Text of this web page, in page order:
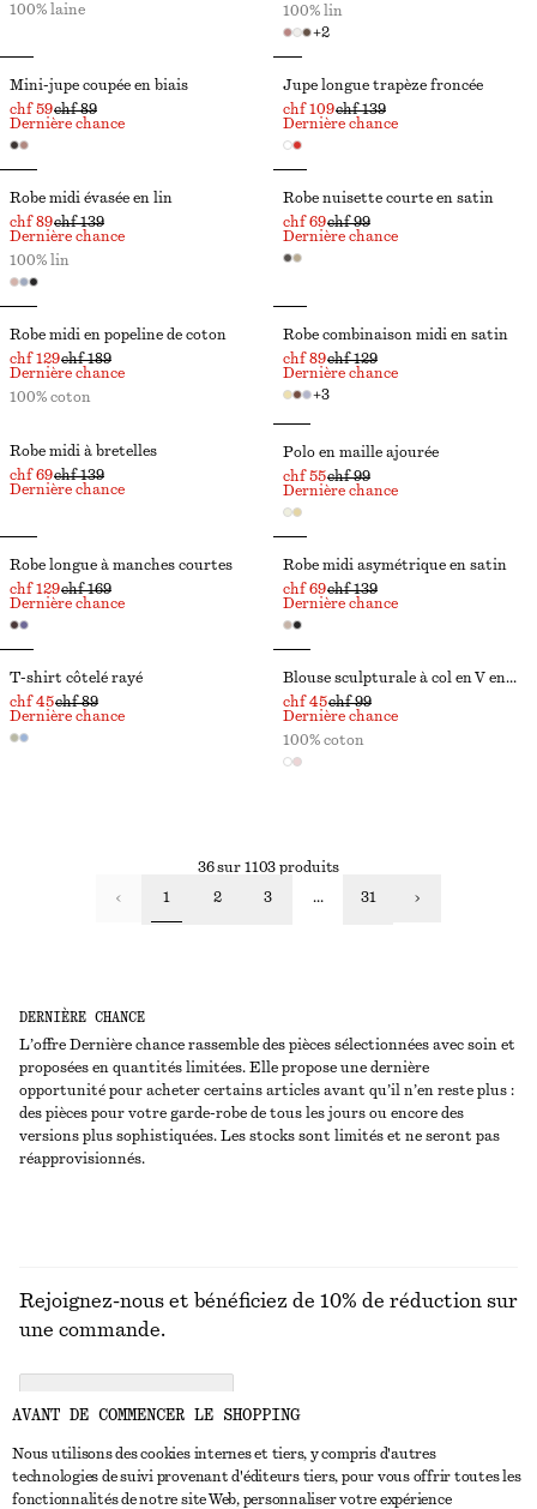
DERNIÈRE CHANCE
L’offre Dernière chance rassemble des pièces sélectionnées avec soin et
proposées en quantités limitées. Elle propose une dernière
opportunité pour acheter certains articles avant qu’il n’en reste plus :
des pièces pour votre garde-robe de tous les jours ou encore des
versions plus sophistiquées. Les stocks sont limités et ne seront pas
réapprovisionnés.
100% laine
+2
100% lin
Mini-jupe coupée en biais
chf 59chf 89
Dernière chance
Jupe longue trapèze froncée
chf 109chf 139
Dernière chance
Robe midi évasée en lin
chf 89chf 139
Dernière chance
100% lin
Robe nuisette courte en satin
chf 69chf 99
Dernière chance
Robe midi en popeline de coton
chf 129chf 189
Dernière chance
100% coton
Robe combinaison midi en satin
chf 89chf 129
+3
Dernière chance
Robe midi à bretelles
chf 69chf 139
Dernière chance
Polo en maille ajourée
chf 55chf 99
Dernière chance
Robe longue à manches courtes
chf 129chf 169
Dernière chance
Robe midi asymétrique en satin
chf 69chf 139
Dernière chance
T-shirt côtelé rayé
chf 45chf 89
Dernière chance
Blouse sculpturale à col en V en coton
chf 45chf 99
Dernière chance
100% coton
36 sur 1103 produits
1 2 3 ... 31
NOUS CONTACTER
Rejoignez-nous et bénéficiez de 10% de réduction sur
une commande.
AVANT DE COMMENCER LE SHOPPING
Nous utilisons des cookies internes et tiers, y compris d'autres
technologies de suivi provenant d'éditeurs tiers, pour vous offrir toutes les
fonctionnalités de notre site Web, personnaliser votre expérience